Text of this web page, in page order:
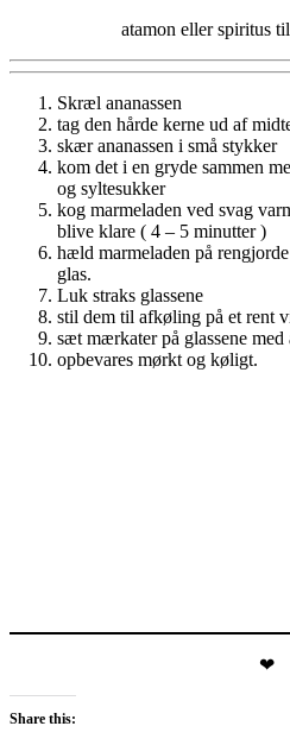
atamon eller spiritus
Skræl ananassen
tag den hårde kerne ud af
skær ananassen i små stykker
kom det i en gryde sammen
og syltesukker
kog marmeladen ved svag
blive klare ( 4 – 5 minutter )
hæld marmeladen på
glas.
Luk straks glassene
stil dem til afkøling på et rent
sæt mærkater på glassene med
opbevares mørkt og køligt.
❤
Share this: